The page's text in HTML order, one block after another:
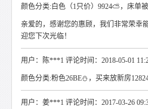
颜色分类:白色（1只价）9924⛅，床单
亲爱的，感谢您的惠顾，我们非常荣幸
迎您下次光临！
用户：陈***1 评论时间：2018-05-01
颜色分类:粉色26BE⛄，买来放新房
用户：姜***1 评论时间：2017-03-26